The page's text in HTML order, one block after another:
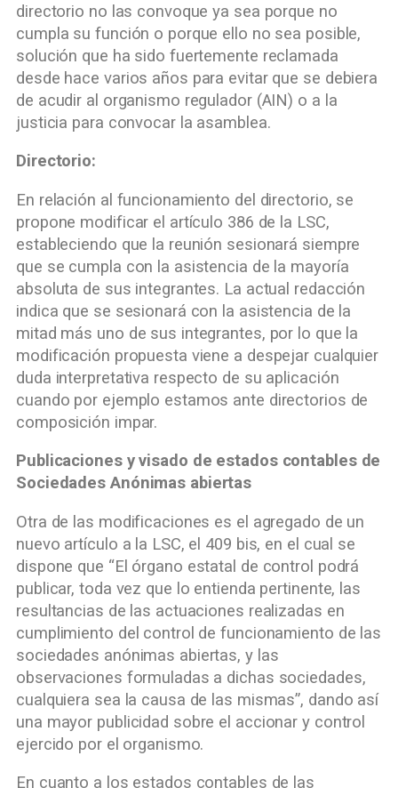
directorio no las convoque ya sea porque no
cumpla su función o porque ello no sea posible,
solución que ha sido fuertemente reclamada
desde hace varios años para evitar que se debiera
de acudir al organismo regulador (AIN) o a la
justicia para convocar la asamblea.
Directorio:
En relación al funcionamiento del directorio, se
propone modificar el artículo 386 de la LSC,
estableciendo que la reunión sesionará siempre
que se cumpla con la asistencia de la mayoría
absoluta de sus integrantes. La actual redacción
indica que se sesionará con la asistencia de la
mitad más uno de sus integrantes, por lo que la
modificación propuesta viene a despejar cualquier
duda interpretativa respecto de su aplicación
cuando por ejemplo estamos ante directorios de
composición impar.
Publicaciones y visado de estados contables de
Sociedades Anónimas abiertas
Otra de las modificaciones es el agregado de un
nuevo artículo a la LSC, el 409 bis, en el cual se
dispone que “El órgano estatal de control podrá
publicar, toda vez que lo entienda pertinente, las
resultancias de las actuaciones realizadas en
cumplimiento del control de funcionamiento de las
sociedades anónimas abiertas, y las
observaciones formuladas a dichas sociedades,
cualquiera sea la causa de las mismas”, dando así
una mayor publicidad sobre el accionar y control
ejercido por el organismo.
En cuanto a los estados contables de las